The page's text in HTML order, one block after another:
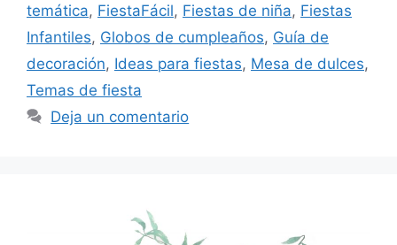
temática, FiestaFácil, Fiestas de niña, Fiestas
Infantiles, Globos de cumpleaños, Guía de
decoración, Ideas para fiestas, Mesa de dulces,
Temas de fiesta
Deja un comentario